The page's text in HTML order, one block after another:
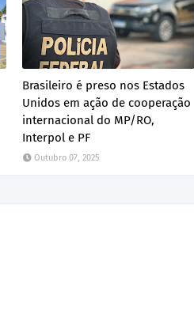
Brasileiro é preso nos Estados
Unidos em ação de cooperação
internacional do MP/RO,
Interpol e PF
Outubro 07, 2025